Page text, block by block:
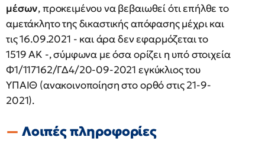
μέσων, προκειμένου να βεβαιωθεί ότι επήλθε το
αμετάκλητο της δικαστικής απόφασης μέχρι και
τις 16.09.2021 - και άρα δεν εφαρμόζεται το
1519 ΑΚ -, σύμφωνα με όσα ορίζει η υπό στοιχεία
Φ1/117162/ΓΔ4/20-09-2021 εγκύκλιος του
ΥΠΑΙΘ (ανακοινοποίηση στο ορθό στις 21-9-
2021).
Λοιπές πληροφορίες